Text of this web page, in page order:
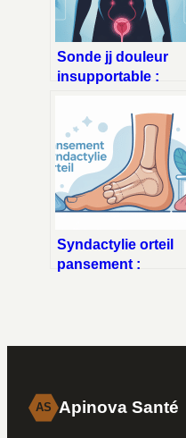
Sonde jj douleur
insupportable :
soulager et quand
s’inquiéter
Syndactylie orteil
pansement :
AS Apinova Santé